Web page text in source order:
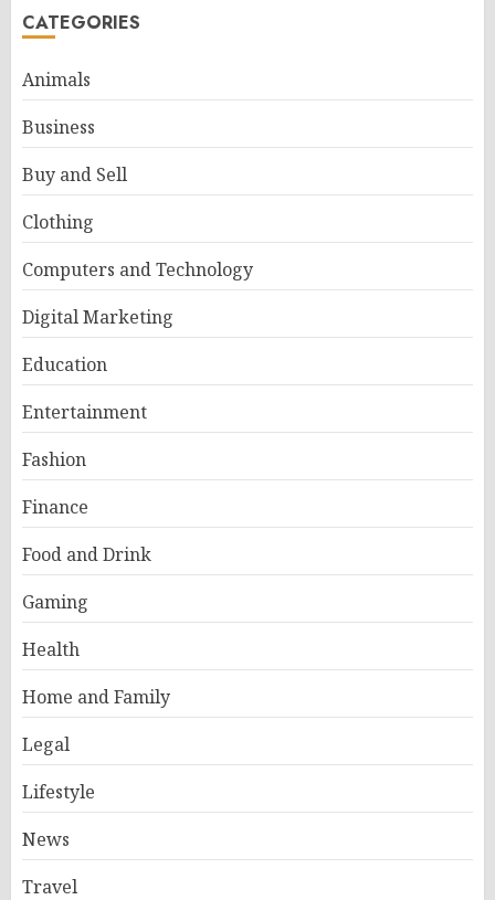
CATEGORIES
Animals
Business
Buy and Sell
Clothing
Computers and Technology
Digital Marketing
Education
Entertainment
Fashion
Finance
Food and Drink
Gaming
Health
Home and Family
Legal
Lifestyle
News
Travel